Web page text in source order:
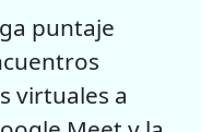
puntaje
virtuales a